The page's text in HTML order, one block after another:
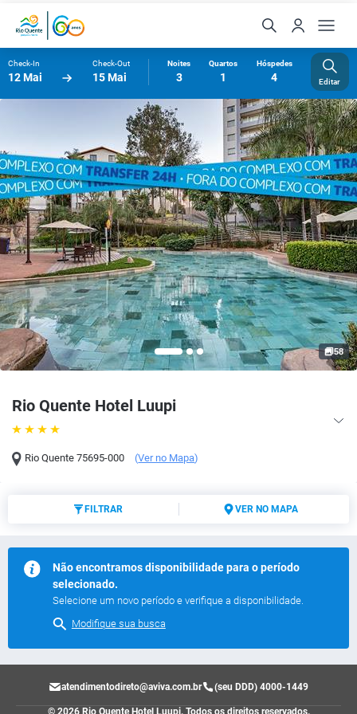
Check-In
12 Mai
Check-Out
15 Mai
Noites
3
Quartos
1
Hóspedes
4 Editar
Rio Quente Hotel Luupi
Rio Quente 75695-000 (Ver no Mapa)
58
FILTRAR VER NO MAPA
Não encontramos disponibilidade para o período
selecionado.
Selecione um novo período e verifique a disponibilidade.
Modifique sua busca
atendimentodireto@aviva.com.br (seu DDD) 4000-1449
© 2026 Rio Quente Hotel Luupi. Todos os direitos reservados.